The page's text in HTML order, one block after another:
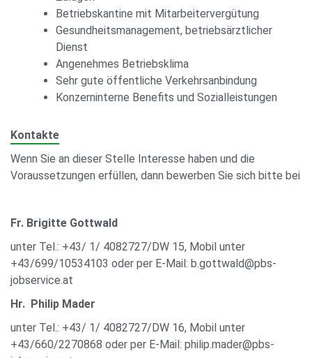
Betriebskantine mit Mitarbeitervergütung
Gesundheitsmanagement, betriebsärztlicher
Dienst
Angenehmes Betriebsklima
Sehr gute öffentliche Verkehrsanbindung
Konzerninterne Benefits und Sozialleistungen
Kontakte
Wenn Sie an dieser Stelle Interesse haben und die
Voraussetzungen erfüllen, dann bewerben Sie sich bitte bei
Fr. Brigitte Gottwald
unter Tel.: +43/ 1/ 4082727/DW 15, Mobil unter
+43/699/10534103 oder per E-Mail: b.gottwald@pbs-
jobservice.at
Hr. Philip Mader
unter Tel.: +43/ 1/ 4082727/DW 16, Mobil unter
+43/660/2270868 oder per E-Mail: philip.mader@pbs-